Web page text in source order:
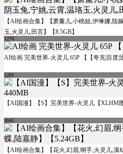
【AI绘画合集】【萧薰儿,小桃姐,伊琳娜,陆
玉,火灵儿,田言】【8.5GB】
1276
AI绘画 完美世界-火灵儿 65P 【【夸克|百度|
1261
【AI国漫】【S】完美世界-火灵儿【XLHM
3045
【AI绘画合集】【花火,幻眉,纲手,火灵儿,溪